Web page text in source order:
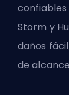
confiables
Storm y
daños
de